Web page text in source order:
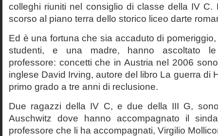
colleghi riuniti nel consiglio di classe della IV C.
scorso al piano terra dello storico liceo darte
Ed è una fortuna che sia accaduto di
studenti, e una madre, hanno ascoltato le
professore: concetti che in Austria nel 2006
inglese David Irving, autore del libro La guerra di
primo grado a tre anni di reclusione.
Due ragazzi della IV C, e due della III G,
Auschwitz dove hanno accompagnato il
professore che li ha accompagnati, Virgilio